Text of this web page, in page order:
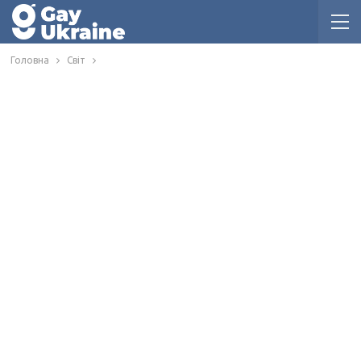
Головна Світ